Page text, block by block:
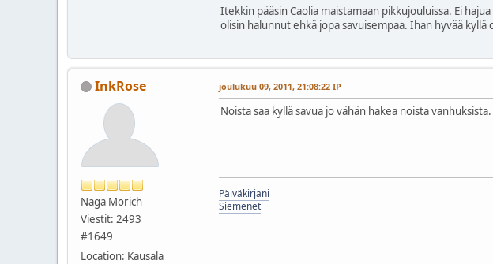
Itekkin pääsin Caolia maistamaan pikkujouluissa. Ei
olisin halunnut ehkä jopa savuisempaa. Ihan hyvää kyllä
InkRose
Naga Morich
Viestit: 2493
#1649
Location: Kausala
joulukuu 09, 2011, 21:08:22 IP
Noista saa kyllä savua jo vähän hakea noista
Päiväkirjani
Siemenet